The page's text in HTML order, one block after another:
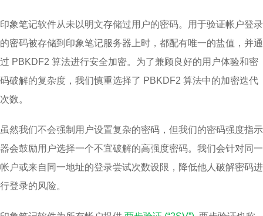
印象笔记软件从未以明文存储过用户的密码。用于验证帐户登录
的密码被存储到印象笔记服务器上时，都配有唯一的盐值，并通
过 PBKDF2 算法进行安全加密。为了兼顾良好的用户体验和密
码破解的复杂度，我们慎重选择了 PBKDF2 算法中的加密迭代
次数。
虽然我们不会强制用户设置复杂的密码，但我们的密码强度指示
器会鼓励用户选择一个不宜破解的高强度密码。我们会针对同一
帐户或来自同一地址的登录尝试次数设限，降低他人破解密码进
行登录的风险。